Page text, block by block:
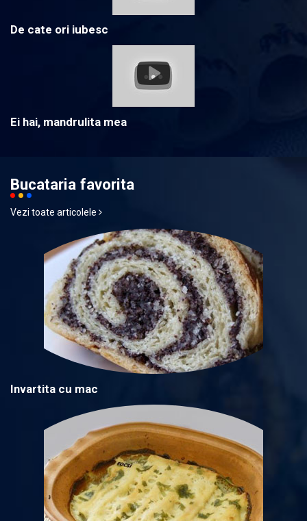
De cate ori iubesc
Ei hai, mandrulita mea
Bucataria favorita
Vezi toate articolele
Invartita cu mac